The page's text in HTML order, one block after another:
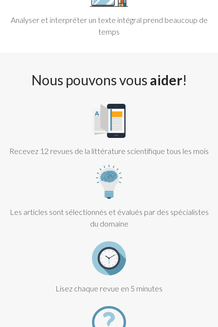
Analyser et interpréter un texte intégral prend beaucoup de
temps
Nous pouvons vous aider!
Recevez 12 revues de la littérature scientifique tous les mois
Les articles sont sélectionnés et évalués par des spécialistes
du domaine
Lisez chaque revue en 5 minutes